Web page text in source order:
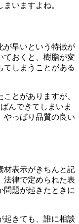
いますよね。
が早いという特徴が
ておくと、樹脂が変
てしまうことがある
とがありますが、
んできてしまいま
やっぱり品質の良い
材表示がきちんと記
法律で定められた表
問題が起きたときに
起きても、誰に相談